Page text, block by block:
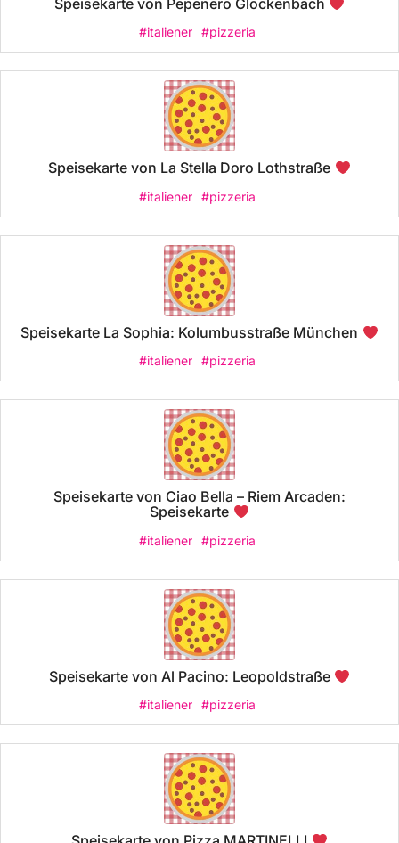
Speisekarte von Pepenero Glockenbach
#italiener #pizzeria
Speisekarte von La Stella Doro Lothstraße
#italiener #pizzeria
Speisekarte La Sophia: Kolumbusstraße München
#italiener #pizzeria
Speisekarte von Ciao Bella – Riem Arcaden:
Speisekarte
#italiener #pizzeria
Speisekarte von Al Pacino: Leopoldstraße
#italiener #pizzeria